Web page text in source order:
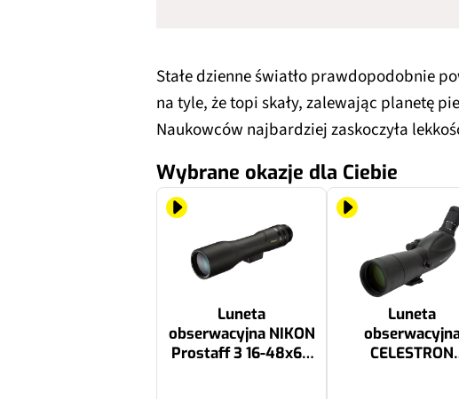
Stałe dzienne światło prawdopodobnie
na tyle, że topi skały, zalewając planetę
Naukowców najbardziej zaskoczyła
Wybrane okazje dla Ciebie
Luneta
obserwacyjna NIKON
Prostaff 3 16-48x60
Luneta
CELESTRON